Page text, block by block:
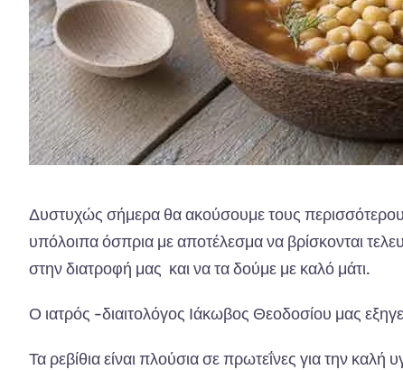
Δυστυχώς σήμερα θα ακούσουμε τους
υπόλοιπα όσπρια με αποτέλεσμα να βρίσκονται
στην διατροφή μας και να τα δούμε με καλό μάτι.
Ο ιατρός -διαιτολόγος Ιάκωβος Θεοδοσίου μας
Τα ρεβίθια είναι πλούσια σε πρωτεΐνες για την